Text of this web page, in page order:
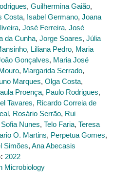
, Guilhermina Gaião,
Costa, Isabel Germano, Joana
, José Ferreira, José
da Cunha, Jorge Soares, Júlia
, Liliana Pedro, Maria
Gonçalves, Maria José
, Margarida Serrado,
Marques, Olga Costa,
Proença, Paulo Rodrigues,
Tavares, Ricardo Correia de
, Rosário Serrão, Rui
Sofia Nunes, Telo Faria, Teresa
O. Martins, Perpetua Gomes,
Simões, Ana Abecasis
2022
Microbiology